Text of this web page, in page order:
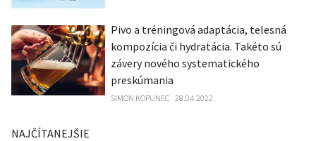
Pivo a tréningová adaptácia, telesná
kompozícia či hydratácia. Takéto sú
závery nového systematického
preskúmania
SIMON KOPUNEC 28.04.2022
NAJČÍTANEJŠIE